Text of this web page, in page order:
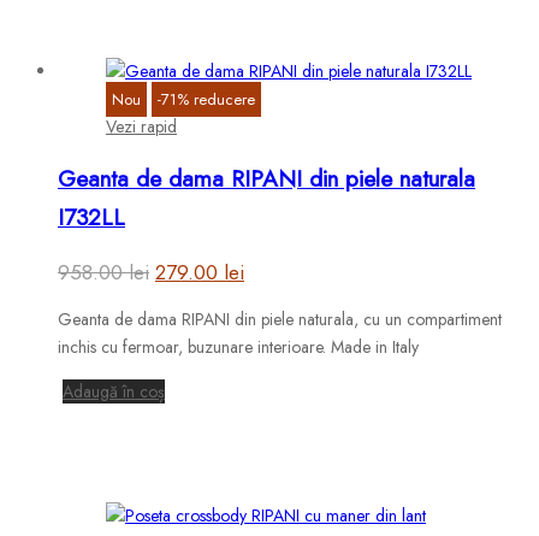
fi
alese
pagina
produsului.
Nou -71% reducere
Vezi rapid
Geanta de dama RIPANI din piele naturala
I732LL
958.00lei Prețul
a
fost:
958.00 lei.
279.00 lei
curent
este:
Geanta de dama RIPANI din piele naturala, cu un compartiment
inchis cu fermoar, buzunare interioare. Made in Italy
Adaugă în coș